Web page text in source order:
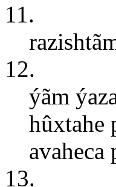
11.
12.
ýãm
hûxtahe
avaheca
13.